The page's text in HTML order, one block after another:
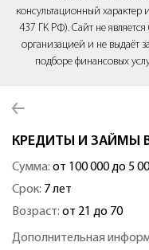
консультационный характер и
437 ГК РФ). Сайт не
организацией и не выдаёт
подборе финансовых
КРЕДИТЫ И ЗАЙМЫ
Сумма: от 100 000 до 5
Срок: 7 лет
Возраст: от 21 до 70
Дополнительная